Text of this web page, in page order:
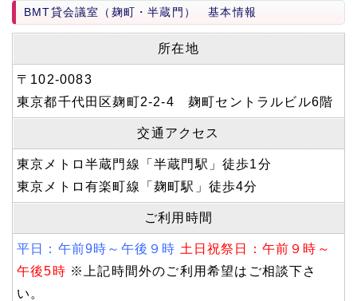
BMT貸会議室（麹町・半蔵門） 基本情報
所在地
〒102-0083
東京都千代田区麹町2-2-4 麹町セントラルビル6階
交通アクセス
東京メトロ半蔵門線「半蔵門駅」徒歩1分
東京メトロ有楽町線「麹町駅」徒歩4分
ご利用時間
平日：午前9時～午後９時 土日祝祭日：午前９時～
午後5時 ※上記時間外のご利用希望はご相談下さ
い。